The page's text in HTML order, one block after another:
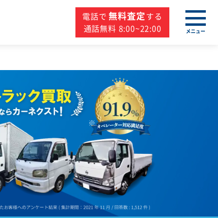
電話で 無料査定する
通話無料 8:00~22:00
メニュー